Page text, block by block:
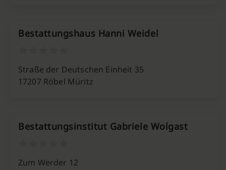
Bestattungshaus Hanni Weidel
Straße der Deutschen Einheit 35
17207 Röbel Müritz
Bestattungsinstitut Gabriele Wolgast
Zum Werder 12